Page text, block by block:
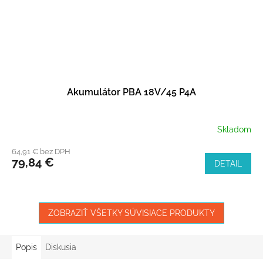
Akumulátor PBA 18V/45 P4A
Skladom
64,91 € bez DPH
79,84 € DETAIL
ZOBRAZIŤ VŠETKY SÚVISIACE PRODUKTY
Popis Diskusia